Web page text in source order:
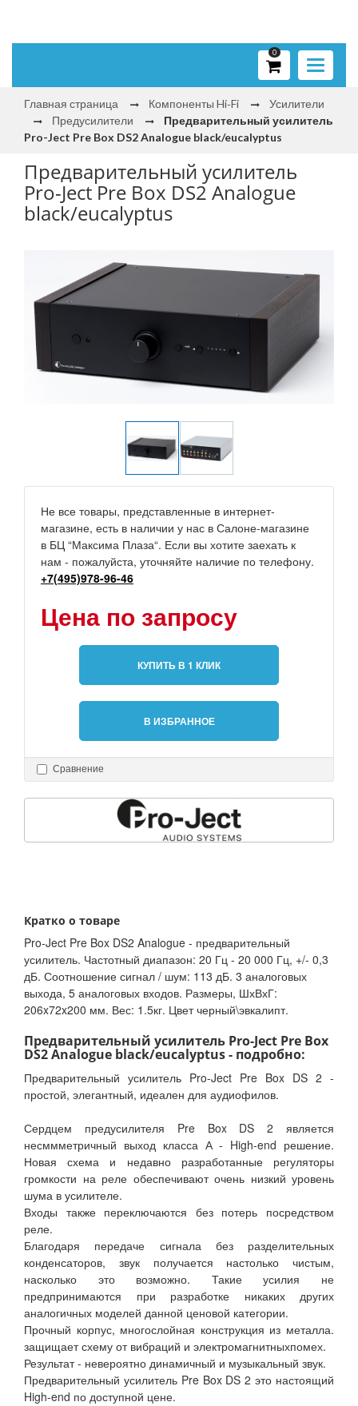
Toggle
0
Главная страница Компоненты Hi‑Fi
Усилители
Предусилители
Предварительный усилитель
Pro-Ject Pre Box DS2 Analogue black/eucalyptus
Предварительный усилитель
Pro-Ject Pre Box DS2 Analogue
black/eucalyptus
Не все товары, представленные в интернет-
магазине, есть в наличии у нас в Салоне-магазине
в БЦ “Максима Плаза“. Если вы хотите заехать к
нам - пожалуйста, уточняйте наличие по телефону.
+7(495)978-96-46
Цена по запросу
КУПИТЬ В 1 КЛИК
В ИЗБРАННОЕ
Сравнение
Кратко о товаре
Pro-Ject Pre Box DS2 Analogue - предварительный
усилитель. Частотный диапазон: 20 Гц - 20 000 Гц, +/- 0,3
дБ. Соотношение сигнал / шум: 113 дБ. 3 аналоговых
выхода, 5 аналоговых входов. Размеры, ШхВхГ:
206x72x200 мм. Вес: 1.5кг. Цвет черный\эвкалипт.
Предварительный усилитель Pro-Ject Pre Box
DS2 Analogue black/eucalyptus - подробно:
Предварительный усилитель Pro-Ject Pre Box DS 2 -
простой, элегантный, идеален для аудиофилов.
Сердцем предусилителя Pre Box DS 2 является
несммметричный выход класса А - High-end решение.
Новая схема и недавно разработанные регуляторы
громкости на реле обеспечивают очень низкий уровень
шума в усилителе.
Входы также переключаются без потерь посредством
реле.
Благодаря передаче сигнала без разделительных
конденсаторов, звук получается настолько чистым,
насколько это возможно. Такие усилия не
предпринимаются при разработке никаких других
аналогичных моделей данной ценовой категории.
Прочный корпус, многослойная конструкция из металла.
защищает схему от вибраций и электромагнитныхпомех.
Результат - невероятно динамичный и музыкальный звук.
Предварительный усилитель Pre Box DS 2 это настоящий
High-end по доступной цене.